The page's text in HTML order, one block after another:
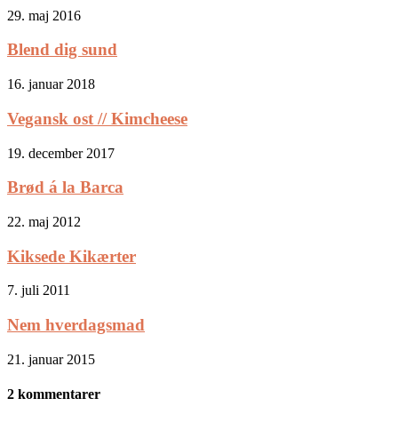
29. maj 2016
Blend dig sund
16. januar 2018
Vegansk ost // Kimcheese
19. december 2017
Brød á la Barca
22. maj 2012
Kiksede Kikærter
7. juli 2011
Nem hverdagsmad
21. januar 2015
2 kommentarer